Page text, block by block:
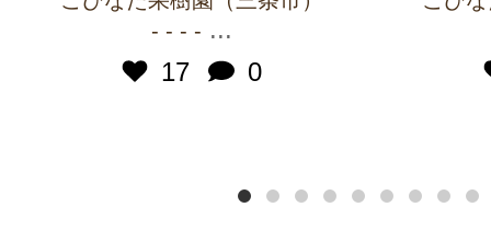
- - - - ...
17
0